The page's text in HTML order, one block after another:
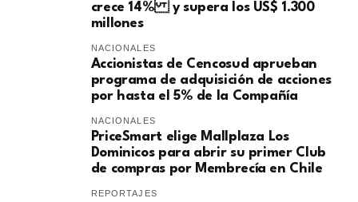
crece 14% y supera los US$ 1.300
millones
NACIONALES
Accionistas de Cencosud aprueban
programa de adquisición de acciones
por hasta el 5% de la Compañía
NACIONALES
PriceSmart elige Mallplaza Los
Dominicos para abrir su primer Club
de compras por Membrecía en Chile
REPORTAJES